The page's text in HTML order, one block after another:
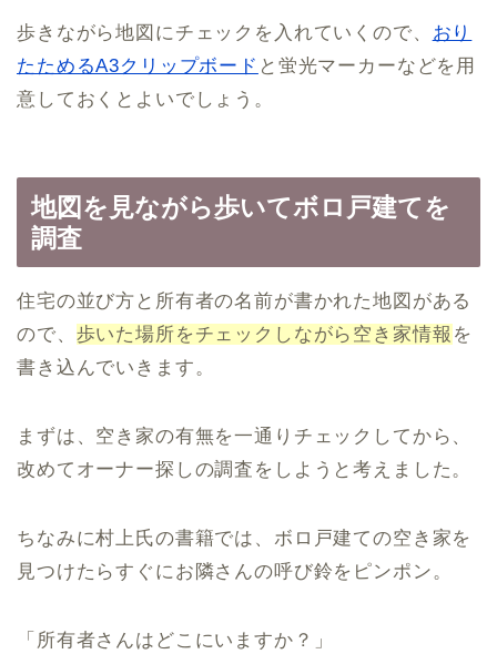
歩きながら地図にチェックを入れていくので、 おり
たためるA3クリップボード と蛍光マーカーなどを用
意しておくとよいでしょう。
地図を見ながら歩いてボロ戸建てを
調査
住宅の並び方と所有者の名前が書かれた地図がある
ので、 歩いた場所をチェックしながら空き家情報 を
書き込んでいきます。
まずは、空き家の有無を一通りチェックしてから、
改めてオーナー探しの調査をしようと考えました。
ちなみに村上氏の書籍では、ボロ戸建ての空き家を
見つけたらすぐにお隣さんの呼び鈴をピンポン。
「所有者さんはどこにいますか？」